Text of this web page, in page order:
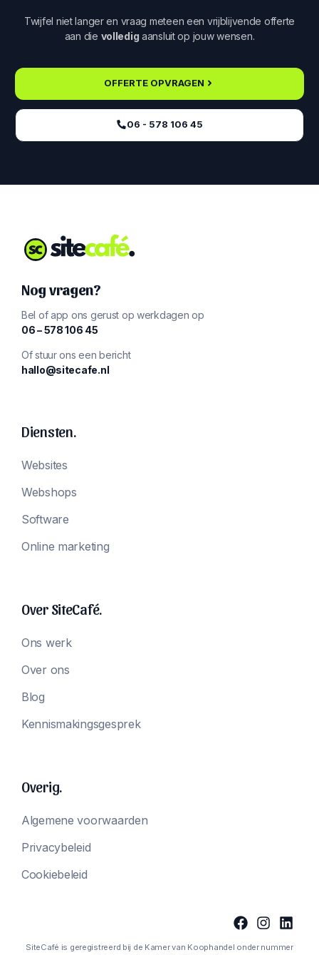
Twijfel niet langer en vraag meteen een vrijblijvende offerte
aan die volledig aansluit op jouw wensen.
OFFERTE OPVRAGEN
06 - 578 106 45‬
Nog vragen?
Bel of app ons gerust op werkdagen op
‪06 – 578 106 45‬
Of stuur ons een bericht
hallo@sitecafe.nl
Diensten.
Websites
Webshops
Software
Online marketing
Over SiteCafé.
Ons werk
Over ons
Blog
Kennismakingsgesprek
Overig.
Algemene voorwaarden
Privacybeleid
Cookiebeleid
SiteCafé is geregistreerd bij de Kamer van Koophandel onder nummer